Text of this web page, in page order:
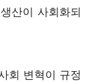
산이 사회화되
회 변혁이 규정